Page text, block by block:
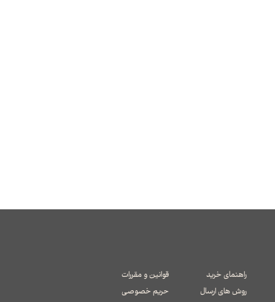
راهنمای خرید
روش های ارسال
قوانین و مقررات
حریم خصوصی